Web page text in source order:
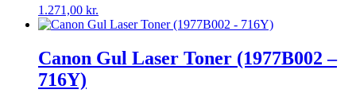
1.271,00 kr.
Canon Gul Laser Toner (1977B002 –
716Y)